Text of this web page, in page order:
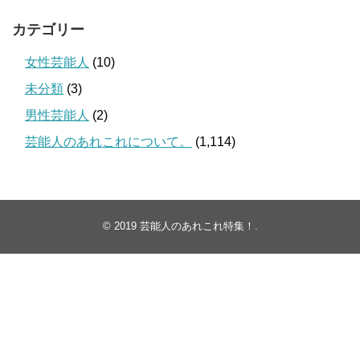
カテゴリー
女性芸能人 (10)
未分類 (3)
男性芸能人 (2)
芸能人のあれこれについて。
(1,114)
© 2019 芸能人のあれこれ特集！